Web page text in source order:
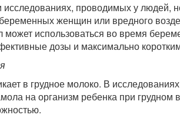
проводимых у людей,
женщин или вредного
использоваться во время
дозы и максимально
в грудное молоко. В
на организм ребенка при